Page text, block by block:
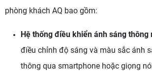
phòng khách AQ bao gồm:
Hệ thống điều khiển ánh sáng thông
điều chỉnh độ sáng và màu sắc ánh
thông qua smartphone hoặc giọng